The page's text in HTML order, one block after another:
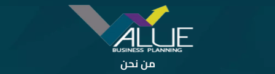
من نحن